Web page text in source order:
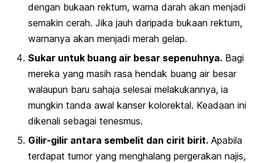
dengan bukaan rektum, warna darah akan menjadi
semakin cerah. Jika jauh daripada bukaan rektum,
warnanya akan menjadi merah gelap.
Sukar untuk buang air besar sepenuhnya. Bagi
mereka yang masih rasa hendak buang air besar
walaupun baru sahaja selesai melakukannya, ia
mungkin tanda awal kanser kolorektal. Keadaan ini
dikenali sebagai tenesmus.
Gilir-gilir antara sembelit dan cirit birit. Apabila
terdapat tumor yang menghalang pergerakan najis,